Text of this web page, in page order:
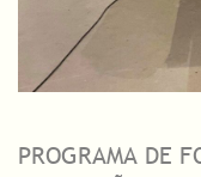
PROGRAMA DE